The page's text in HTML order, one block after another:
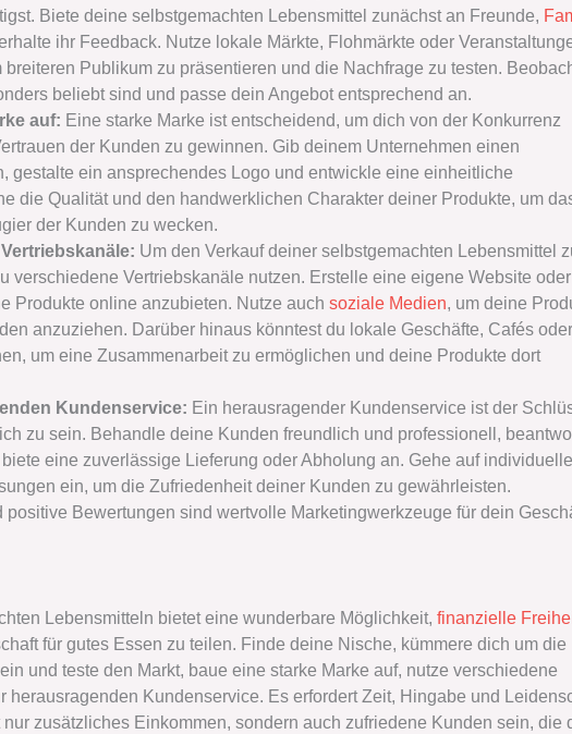
Biete deine selbstgemachten Lebensmittel zunächst an Freunde,
ihr Feedback. Nutze lokale Märkte, Flohmärkte oder
Publikum zu präsentieren und die Nachfrage zu testen.
beliebt sind und passe dein Angebot entsprechend an.
auf: Eine starke Marke ist entscheidend, um dich von der Konkurrenz
der Kunden zu gewinnen. Gib deinem Unternehmen einen
gestalte ein ansprechendes Logo und entwickle eine einheitliche
die Qualität und den handwerklichen Charakter deiner Produkte, um
der Kunden zu wecken.
Um den Verkauf deiner selbstgemachten Lebensmittel
verschiedene Vertriebskanäle nutzen. Erstelle eine eigene Website
Produkte online anzubieten. Nutze auch soziale Medien, um deine
anzuziehen. Darüber hinaus könntest du lokale Geschäfte, Cafés oder
um eine Zusammenarbeit zu ermöglichen und deine Produkte dort
Kundenservice: Ein herausragender Kundenservice ist der
zu sein. Behandle deine Kunden freundlich und professionell,
eine zuverlässige Lieferung oder Abholung an. Gehe auf individuelle
ein, um die Zufriedenheit deiner Kunden zu gewährleisten.
positive Bewertungen sind wertvolle Marketingwerkzeuge für dein
Lebensmitteln bietet eine wunderbare Möglichkeit, finanzielle
für gutes Essen zu teilen. Finde deine Nische, kümmere dich um die
und teste den Markt, baue eine starke Marke auf, nutze verschiedene
herausragenden Kundenservice. Es erfordert Zeit, Hingabe und
zusätzliches Einkommen, sondern auch zufriedene Kunden sein, die